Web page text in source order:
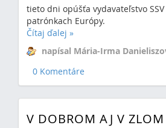
tieto dni opúšťa vydavateľstvo
patrónkach Európy.
Čítaj ďalej »
napísal Mária-Irma
0 Komentáre
V DOBROM AJ V ZLOM